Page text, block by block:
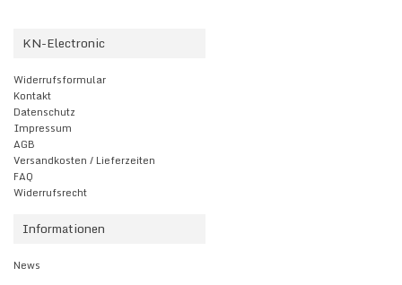
KN-Electronic
Widerrufsformular
Kontakt
Datenschutz
Impressum
AGB
Versandkosten / Lieferzeiten
FAQ
Widerrufsrecht
Informationen
News